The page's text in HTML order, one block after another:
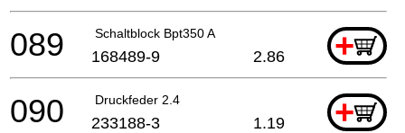
Schaltblock Bpt350 A +
089 168489-9 2.86
Druckfeder 2.4 +
090 233188-3 1.19